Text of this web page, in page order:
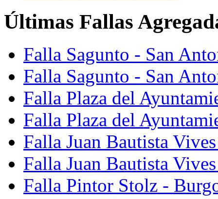
Últimas Fallas
Falla Sagunto - San
Falla Sagunto - San
Falla Plaza del
Falla Plaza del
Falla Juan Bautista
Falla Juan Bautista
Falla Pintor Stolz -